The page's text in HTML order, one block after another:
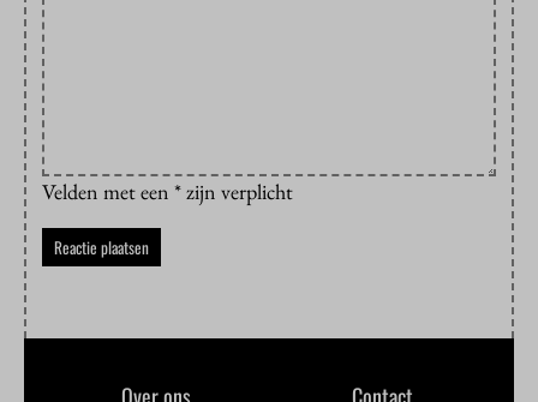
Velden met een * zijn verplicht
Over ons Contact